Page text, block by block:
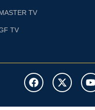
TV
TV